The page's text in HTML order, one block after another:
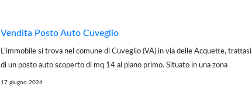
Vendita Posto Auto Cuveglio
L'immobile si trova nel comune di Cuveglio (VA) in via delle Acquette, trattasi
di un posto auto scoperto di mq 14 al piano primo. Situato in una zona
comoda e accessibile. Per te la possibilità di avere un preventivo per il mutuo
17 giugno 2026